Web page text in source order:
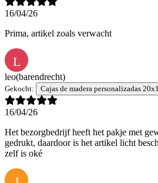
16/04/26
Prima, artikel zoals verwacht
L
leo(barendrecht)
Gekocht: Cajas de madera personalizadas
16/04/26
Het bezorgbedrijf heeft het pakje met
gedrukt, daardoor is het artikel licht
zelf is oké